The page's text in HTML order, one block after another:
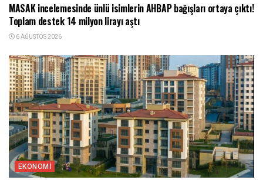
MASAK incelemesinde ünlü isimlerin AHBAP bağışları ortaya çıktı!
Toplam destek 14 milyon lirayı aştı
6 AĞUSTOS 2026
EKONOMI